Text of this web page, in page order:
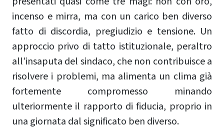
incenso e mirra, ma con un carico ben diverso
fatto di discordia, pregiudizio e tensione. Un
approccio privo di tatto istituzionale, peraltro
all’insaputa del sindaco, che non contribuisce a
risolvere i problemi, ma alimenta un clima già
fortemente compromesso minando
ulteriormente il rapporto di fiducia, proprio in
una giornata dal significato ben diverso.